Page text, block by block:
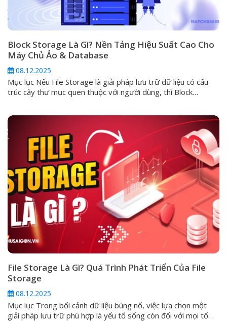
Block Storage Là Gì? Nền Tảng Hiệu Suất Cao Cho
Máy Chủ Ảo & Database
08.12.2025
Mục lục Nếu File Storage là giải pháp lưu trữ dữ liệu có cấu
trúc cây thư mục quen thuộc với người dùng, thì Block
I/O (Input/Output) cực cao...
File Storage Là Gì? Quá Trình Phát Triển Của File
Storage
08.12.2025
Mục lục Trong bối cảnh dữ liệu bùng nổ, việc lựa chọn một
giải pháp lưu trữ phù hợp là yếu tố sống còn đối với mọi tổ